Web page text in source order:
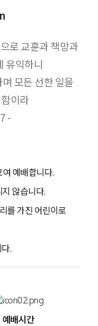
로 교훈과 책망과
유익하니
모든 선한 일을
이라
-
예배합니다.
않습니다.
를 가진 어린이로
.
예배시간